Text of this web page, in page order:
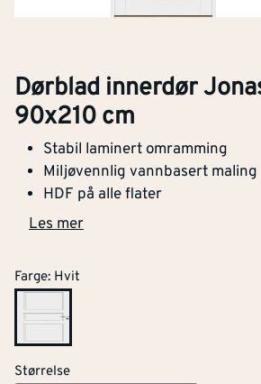
Dørblad innerdør
90x210 cm
Stabil laminert omramming
Miljøvennlig vannbasert maling
HDF på alle flater
Les mer
Farge: Hvit
Størrelse